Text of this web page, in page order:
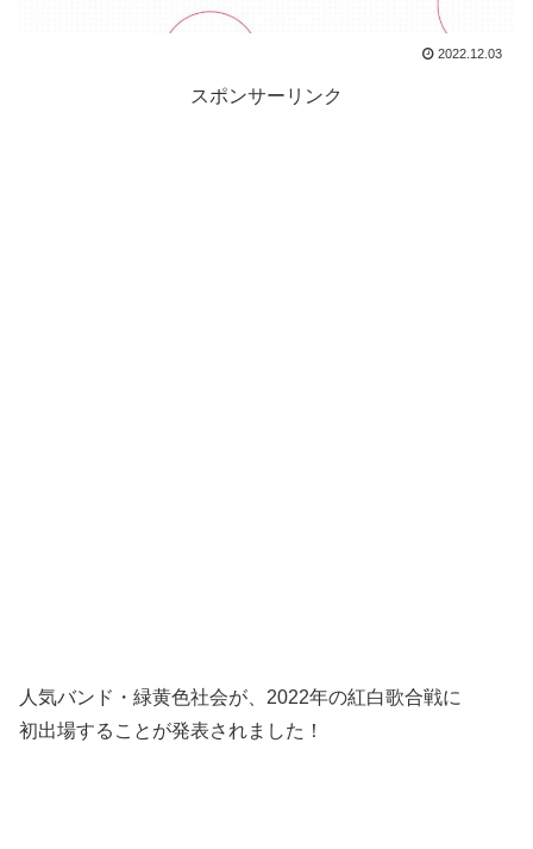
2022.12.03
スポンサーリンク
人気バンド・緑黄色社会が、2022年の紅白歌合戦に
初出場することが発表されました！